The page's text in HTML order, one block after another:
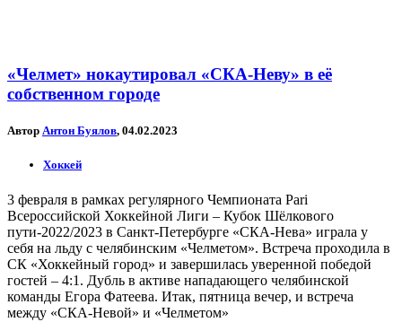
«Челмет» нокаутировал «СКА-Неву» в её
собственном городе
Автор Антон Буялов, 04.02.2023
Хоккей
3 февраля в рамках регулярного Чемпионата Pari
Всероссийской Хоккейной Лиги – Кубок Шёлкового
пути-2022/2023 в Санкт-Петербурге «СКА-Нева» играла у
себя на льду с челябинским «Челметом». Встреча проходила в
СК «Хоккейный город» и завершилась уверенной победой
гостей – 4:1. Дубль в активе нападающего челябинской
команды Егора Фатеева. Итак, пятница вечер, и встреча
между «СКА-Невой» и «Челметом»